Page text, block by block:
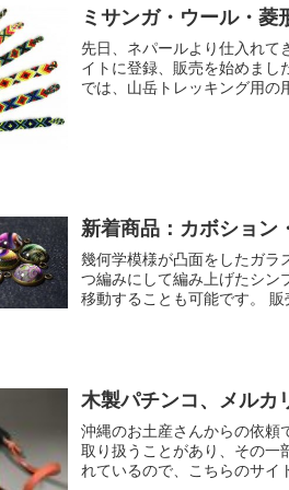
ミサンガ・ウール・菱
先日、ネパールより仕入れて
イトに登録、販売を始めまし
では、山岳トレッキング用の
新着商品：カボション
幾何学模様が凸面をしたガラ
つ編みにして編み上げたシン
移動することも可能です。
木製パチンコ、メルカ
沖縄のお土産さんからの依頼
取り扱うことがあり、その一
れているので、こちらのサイ